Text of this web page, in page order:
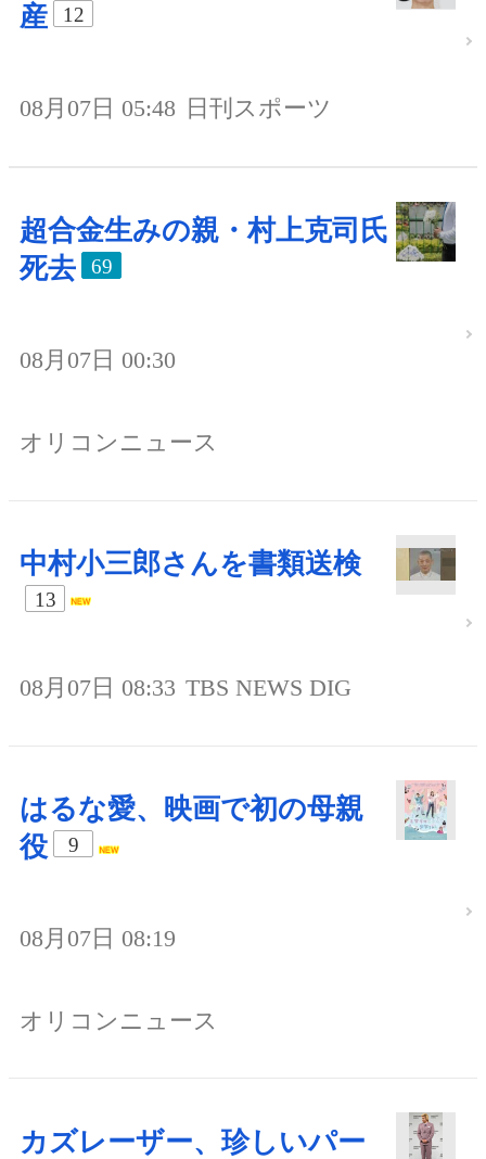
産
12
08月07日 05:48 日刊スポーツ
超合金生みの親・村上克司氏
死去
69
08月07日 00:30
オリコンニュース
中村小三郎さんを書類送検
13
08月07日 08:33 TBS NEWS DIG
はるな愛、映画で初の母親
役
9
08月07日 08:19
オリコンニュース
カズレーザー、珍しいパー